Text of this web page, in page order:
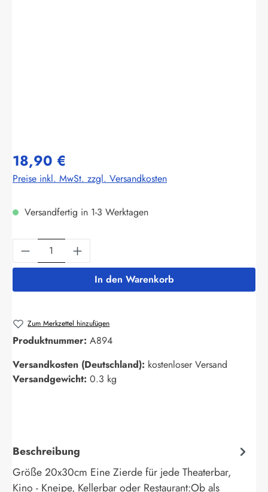
18,90 €
Preise inkl. MwSt. zzgl. Versandkosten
Versandfertig in 1-3 Werktagen
Produkt Anzahl: Gib den gewünschten
In den Warenkorb
Zum Merkzettel hinzufügen
Produktnummer: A894
Versandkosten (Deutschland): kostenloser Versand
Versandgewicht: 0.3 kg
Beschreibung
Größe 20x30cm Eine Zierde für jede Theaterbar,
Kino - Kneipe, Kellerbar oder Restaurant:Ob als